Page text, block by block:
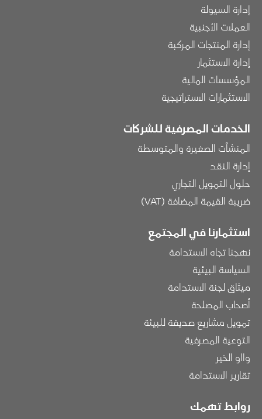
إدارة السيولة
العملات الأجنبية
إدارة المنتجات المركبة
إدارة الاستثمار
المؤسسات المالية
الاستثمارات الاستراتيجية
الخدمات المصرفية للشركات
المنشآت الصغيرة والمتوسطة
إدارة النقد
حلول التمويل التجاري
ضريبة القيمة المضافة (VAT)
استثمارنا في المجتمع
نهجنا تجاه الاستدامة
السياسة البيئية
ميثاق لجنة الاستدامة
أصحاب المصلحة
تمويل مشاريع صديقة للبيئة
التوعية المصرفية
وااو الخير
تقارير الاستدامة
روابط تهمك